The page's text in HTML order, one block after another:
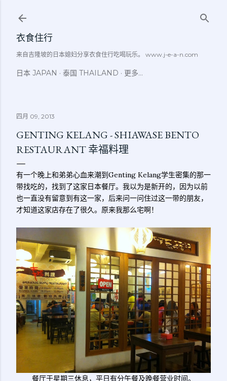
衣食住行
来自吉隆坡的日本媳妇分享衣食住行吃喝玩乐。 www.j-e-a-n.com
日本 JAPAN 泰国 THAILAND 更多…
四月 09, 2013
GENTING KELANG - SHIAWASE BENTO
RESTAURANT 幸福料理
有一个晚上和弟弟心血来潮到Genting Kelang学生密集的那一
带找吃的，找到了这家日本餐厅。我以为是新开的，因为以前
也一直没有留意到有这一家，后来问一问住过这一带的朋友，
才知道这家店存在了很久。原来我那么宅啊！
餐厅于星期三休息，平日有分午餐及晚餐营业时间。